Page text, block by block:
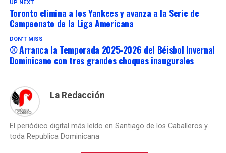
UP NEXT
Toronto elimina a los Yankees y avanza a la Serie de
Campeonato de la Liga Americana
DON'T MISS
⚾ Arranca la Temporada 2025-2026 del Béisbol Invernal
Dominicano con tres grandes choques inaugurales
La Redacción
El periódico digital más leído en Santiago de los Caballeros y
toda Republica Dominicana